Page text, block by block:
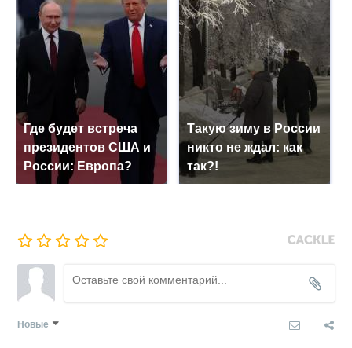
Где будет встреча
президентов США и
России: Европа?
Такую зиму в России
никто не ждал: как
так?!
Новые